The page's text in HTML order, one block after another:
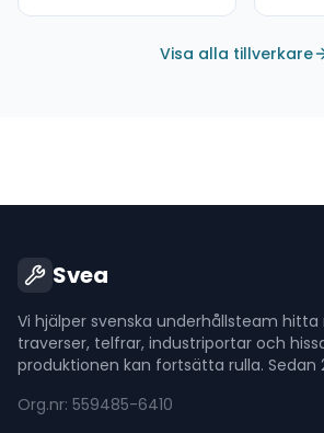
Visa alla tillverkare
Svea
Vi hjälper svenska underhållsteam
traverser, telfrar, industriportar och
produktionen kan fortsätta rulla. Sedan
Org.nr: 559485-6410